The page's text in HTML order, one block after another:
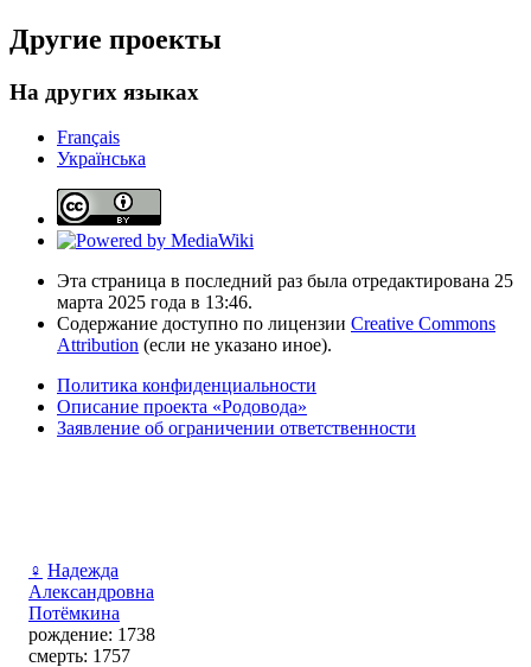
♀ Надежда
Александровна
Потёмкина
рождение: 1738
смерть: 1757
Другие проекты
На других языках
Français
Українська
Эта страница в последний раз была отредактирована 25
марта 2025 года в 13:46.
Содержание доступно по лицензии Creative Commons
Attribution (если не указано иное).
Политика конфиденциальности
Описание проекта «Родовода»
Заявление об ограничении ответственности